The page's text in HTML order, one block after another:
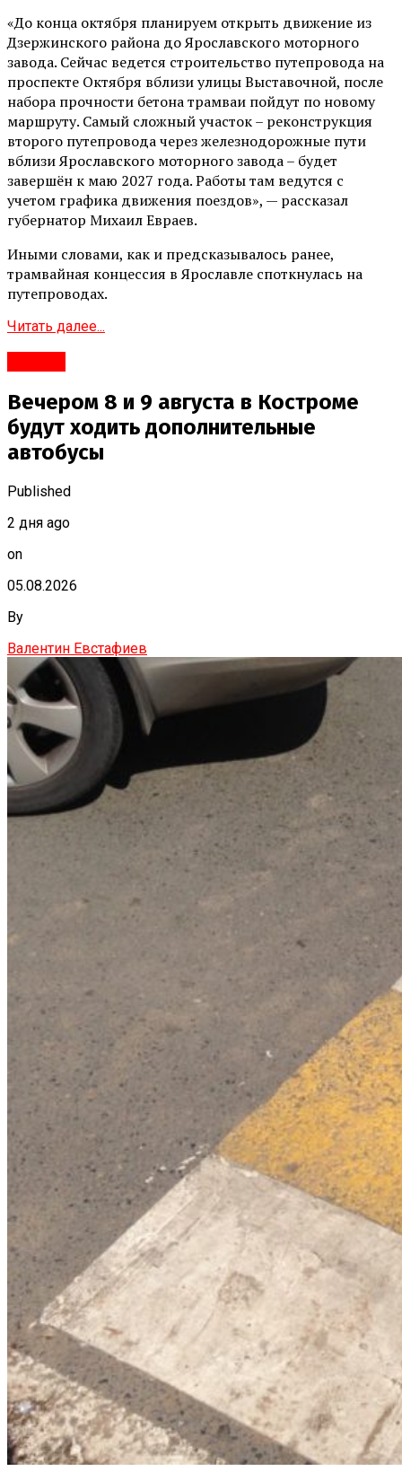
«До конца октября планируем открыть движение из
Дзержинского района до Ярославского моторного
завода. Сейчас ведется строительство путепровода на
проспекте Октября вблизи улицы Выставочной, после
набора прочности бетона трамваи пойдут по новому
маршруту. Самый сложный участок – реконструкция
второго путепровода через железнодорожные пути
вблизи Ярославского моторного завода – будет
завершён к маю 2027 года. Работы там ведутся с
учетом графика движения поездов», — рассказал
губернатор Михаил Евраев.
Иными словами, как и предсказывалось ранее,
трамвайная концессия в Ярославле споткнулась на
путепроводах.
Читать далее...
Вечером 8 и 9 августа в Костроме
будут ходить дополнительные
автобусы
Published
2 дня ago
on
05.08.2026
By
Валентин Евстафиев